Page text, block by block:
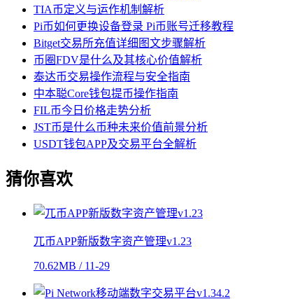
TIA币定义与运作机制解析
Pi币如何更换设备登录 Pi币账号迁移教程
Bitget交易所充值详细图文步骤解析
币圈FDV是什么及其核心价值解析
泰达币交易操作流程与安全指南
中本聪Core钱包提币操作指南
FIL币今日价格走势分析
JST币是什么币种未来价值前景分析
USDT钱包APP及交易平台全解析
猜你喜欢
兀币APP新版数字资产管理v1.23
70.62MB / 11-29